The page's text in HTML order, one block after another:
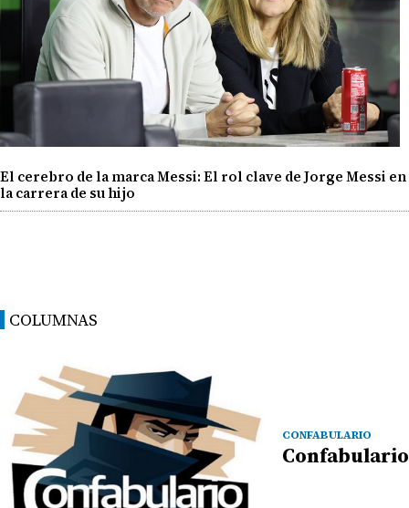
El cerebro de la marca Messi: El rol clave de Jorge Messi en
la carrera de su hijo
COLUMNAS
CONFABULARIO
Confabulario